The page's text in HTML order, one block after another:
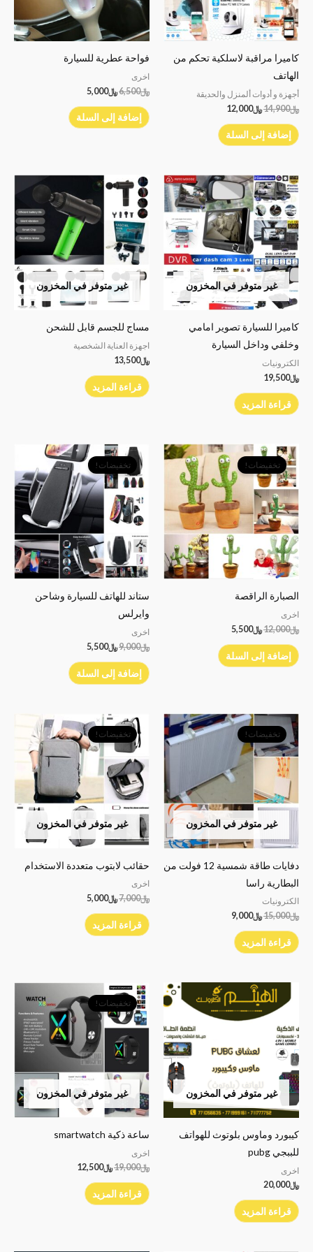
كاميرا مراقبة لاسلكية تحكم من
الهاتف
أجهزة و أدوات ألمنزل والحديقة
﷼14,900﷼12,000
إضافة إلى السلة
فواحة عطرية للسيارة
اخرى
﷼6,500﷼5,000
إضافة إلى السلة
غير متوفر في المخزون
كاميرا للسيارة تصوير امامي
وخلفي وداخل السيارة
الكترونيات
﷼19,500
قراءة المزيد
غير متوفر في المخزون
مساج للجسم قابل للشحن
اجهزة العناية الشخصية
﷼13,500
قراءة المزيد
تخفيضات!
الصبارة الراقصة
اخرى
﷼12,000
السعر
الأصلي
هو:
﷼12,000.
﷼5,500
السعر
الحالي
هو:
﷼5,500.
إضافة إلى السلة
تخفيضات!
ستاند للهاتف للسيارة وشاحن
وايرلس
اخرى
﷼9,000
السعر
الأصلي
هو:
﷼9,000.
﷼5,500
السعر
الحالي
هو:
﷼5,500.
إضافة إلى السلة
غير متوفر في المخزون
تخفيضات!
دفايات طاقة شمسية 12 فولت من
البطارية راسا
الكترونيات
﷼15,000
السعر
الأصلي
هو:
﷼15,000.
﷼9,000
السعر
الحالي
قراءة المزيد
غير متوفر في المخزون
تخفيضات!
حقائب لابتوب متعددة الاستخدام
اخرى
﷼7,000
السعر
الأصلي
هو:
﷼7,000.
﷼5,000
الحالي
هو:
﷼5,000.
قراءة المزيد
غير متوفر في المخزون
كيبورد وماوس بلوتوث للهواتف
للببجي pubg
اخرى
﷼20,000
قراءة المزيد
غير متوفر في المخزون
تخفيضات!
ساعة ذكية smartwatch
اخرى
﷼19,000
السعر
الأصلي
هو:
﷼19,000.
﷼12,500
الحالي
هو:
﷼12,500.
قراءة المزيد